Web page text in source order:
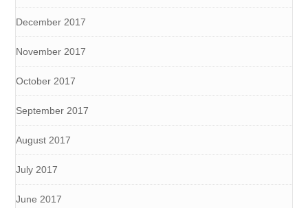
December 2017
November 2017
October 2017
September 2017
August 2017
July 2017
June 2017